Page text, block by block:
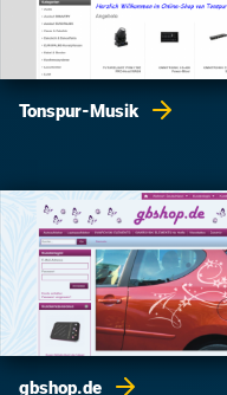
Tonspur-Musik
gbshop.de